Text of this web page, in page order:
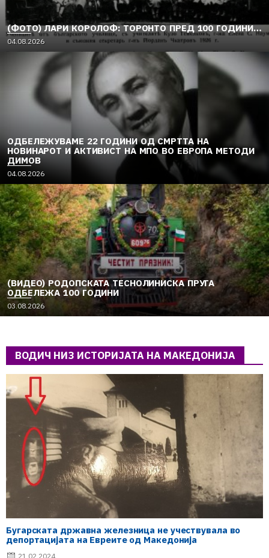
(ФОТО) ЛАРИ КОРОЛОФ: ТОРОНТО ПРЕД 100 ГОДИНИ…
04.08.2026
ОДБЕЛЕЖУВАМЕ 22 ГОДИНИ ОД СМРТТА НА
НОВИНАРОТ И АКТИВИСТ НА МПО ВО ЕВРОПА МЕТОДИ
ДИМОВ
04.08.2026
(ВИДЕО) РОДОПСКАТА ТЕСНОЛИНИСКА ПРУГА
ОДБЕЛЕЖА 100 ГОДИНИ
03.08.2026
ВОДИЧ НИЗ ИСТОРИЈАТА НА МАКЕДОНИЈА
Бугарската државна железница не учествувала во
депортацијата на Евреите од Македонија
21.02.2024